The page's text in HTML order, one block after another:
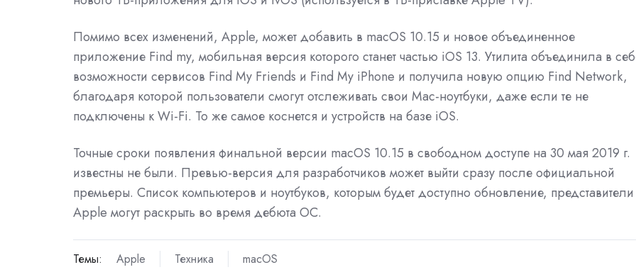
Помимо всех изменений, Apple, может добавить в macOS 10.15 и новое объединенное
приложение Find my, мобильная версия которого станет частью iOS 13. Утилита объединила в
возможности сервисов Find My Friends и Find My iPhone и получила новую опцию Find Network,
благодаря которой пользователи смогут отслеживать свои Mac-ноутбуки, даже если те не
подключены к Wi-Fi. То же самое коснется и устройств на базе iOS.
Точные сроки появления финальной версии macOS 10.15 в свободном доступе на 30 мая 2019 г.
известны не были. Превью-версия для разработчиков может выйти сразу после официальной
премьеры. Список компьютеров и ноутбуков, которым будет доступно обновление, представители
Apple могут раскрыть во время дебюта ОС.
Темы: Apple Техника macOS